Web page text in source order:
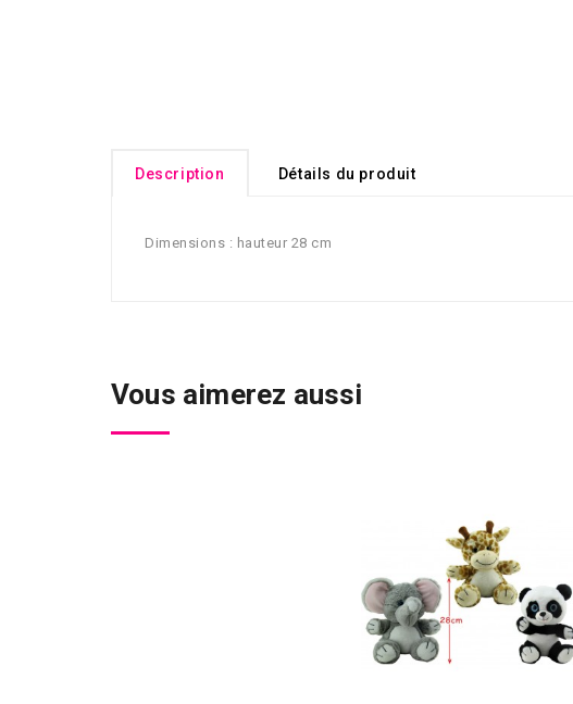
Description Détails du produit
Dimensions : hauteur 28 cm
Vous aimerez aussi